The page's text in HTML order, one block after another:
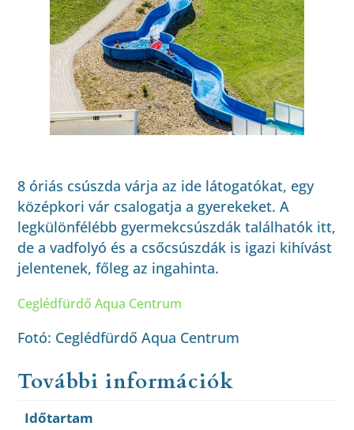
8 óriás csúszda várja az ide látogatókat, egy
középkori vár csalogatja a gyerekeket. A
legkülönfélébb gyermekcsúszdák találhatók itt,
de a vadfolyó és a csőcsúszdák is igazi kihívást
jelentenek, főleg az ingahinta.
Ceglédfürdő Aqua Centrum
Fotó: Ceglédfürdő Aqua Centrum
További információk
Időtartam